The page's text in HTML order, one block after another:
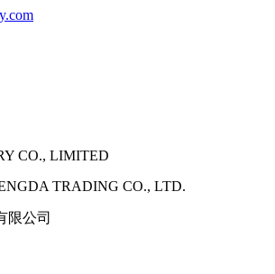
CO., LIMITED
TRADING CO., LTD.
限公司